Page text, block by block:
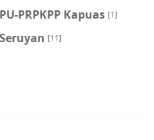
PU-PRPKPP Kapuas [1]
Seruyan [11]